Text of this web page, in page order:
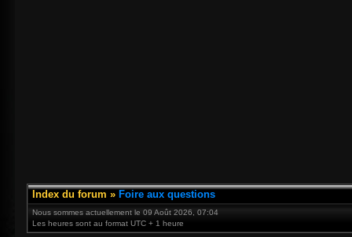
Index du forum » Foire aux questions
Nous sommes actuellement le 09 Août 2026, 07:04
Les heures sont au format UTC + 1 heure